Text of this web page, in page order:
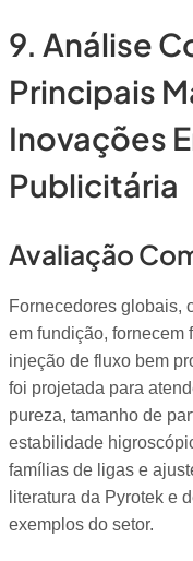
9. Análise
Principais
Inovações
Publicitária
Avaliação
Fornecedores globais,
em fundição, fornecem
injeção de fluxo bem
foi projetada para
pureza, tamanho de
estabilidade
famílias de ligas e
literatura da Pyrotek e
exemplos do setor.